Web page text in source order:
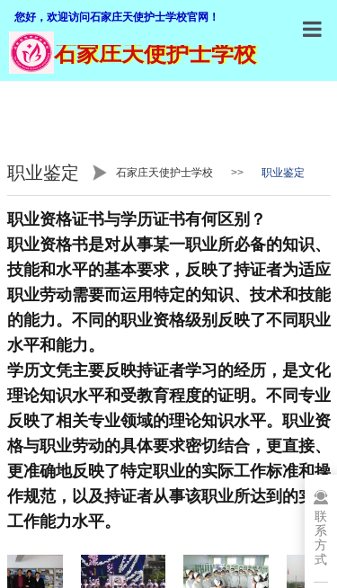
您好，欢迎访问石家庄天使护士学校官网！
联
系
方
式
招
教
教
职
联
石家庄天使护士学校
职业鉴定 石家庄天使护士学校 >> 职业鉴定
职业资格证书与学历证书有何区别？
职业资格书是对从事某一职业所必备的知识、
技能和水平的基本要求，反映了持证者为适应
职业劳动需要而运用特定的知识、技术和技能
的能力。不同的职业资格级别反映了不同职业
水平和能力。
学历文凭主要反映持证者学习的经历，是文化
理论知识水平和受教育程度的证明。不同专业
反映了相关专业领域的理论知识水平。职业资
格与职业劳动的具体要求密切结合，更直接、
更准确地反映了特定职业的实际工作标准和操
作规范，以及持证者从事该职业所达到的实际
工作能力水平。